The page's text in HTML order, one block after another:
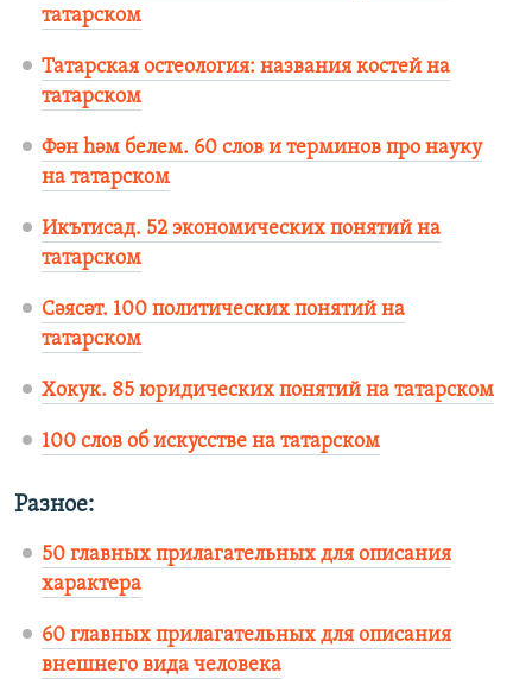
татарском
Татарская остеология: названия костей на
татарском
Фән һәм белем. 60 слов и терминов про науку
на татарском
Икътисад. 52 экономических понятий на
татарском
Сәясәт. 100 политических понятий на
татарском
Хокук. 85 юридических понятий на татарском
100 слов об искусстве на татарском
Разное:
50 главных прилагательных для описания
характера
60 главных прилагательных для описания
внешнего вида человека